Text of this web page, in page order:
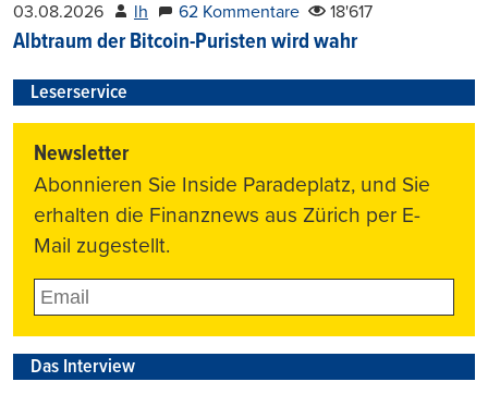
03.08.2026 lh 62 Kommentare 18'617
Albtraum der Bitcoin-Puristen wird wahr
Leserservice
Newsletter
Abonnieren Sie Inside Paradeplatz, und Sie
erhalten die Finanznews aus Zürich per E-
Mail zugestellt.
Das Interview